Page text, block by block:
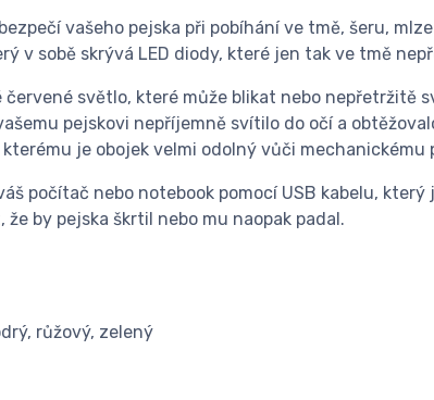
vašeho pejska při pobíhání ve tmě, šeru,
v sobě skrývá LED diody, které jen tak ve tmě
světlo, které může blikat nebo
pejskovi nepříjemně svítilo do očí a
je obojek velmi odolný vůči
počítač nebo notebook pomocí USB kabelu,
by pejska škrtil nebo mu naopak padal.
růžový, zelený